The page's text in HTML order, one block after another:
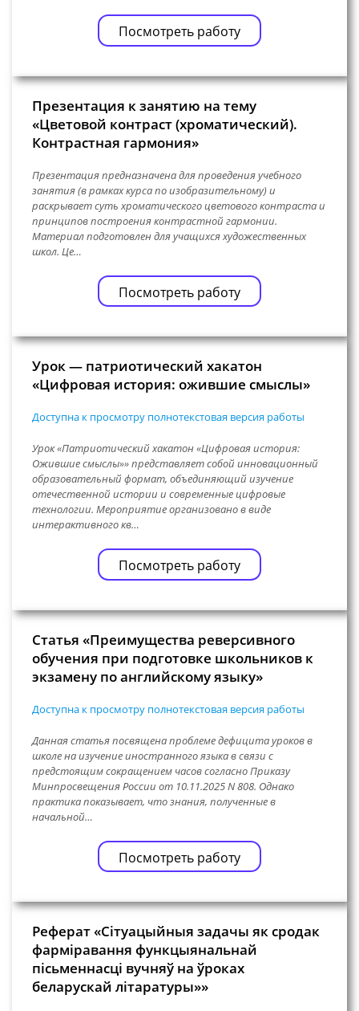
Посмотреть работу
Презентация к занятию на тему
«Цветовой контраст (хроматический).
Контрастная гармония»
Презентация предназначена для проведения учебного
занятия (в рамках курса по изобразительному) и
раскрывает суть хроматического цветового контраста и
принципов построения контрастной гармонии.
Материал подготовлен для учащихся художественных
школ. Це…
Посмотреть работу
Урок — патриотический хакатон
«Цифровая история: ожившие смыслы»
Доступна к просмотру полнотекстовая версия работы
Урок «Патриотический хакатон «Цифровая история:
Ожившие смыслы»» представляет собой инновационный
образовательный формат, объединяющий изучение
отечественной истории и современные цифровые
технологии. Мероприятие организовано в виде
интерактивного кв…
Посмотреть работу
Статья «Преимущества реверсивного
обучения при подготовке школьников к
экзамену по английскому языку»
Доступна к просмотру полнотекстовая версия работы
Данная статья посвящена проблеме дефицита уроков в
школе на изучение иностранного языка в связи с
предстоящим сокращением часов согласно Приказу
Минпросвещения России от 10.11.2025 N 808. Однако
практика показывает, что знания, полученные в
начальной…
Посмотреть работу
Реферат «Сітуацыйныя задачы як сродак
фарміравання функцыянальнай
пісьменнасці вучняў на ўроках
беларускай літаратуры»»